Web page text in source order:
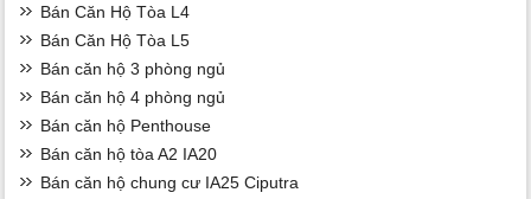
Bán Căn Hộ Tòa L4
Bán Căn Hộ Tòa L5
Bán căn hộ 3 phòng ngủ
Bán căn hộ 4 phòng ngủ
Bán căn hộ Penthouse
Bán căn hộ tòa A2 IA20
Bán căn hộ chung cư IA25 Ciputra